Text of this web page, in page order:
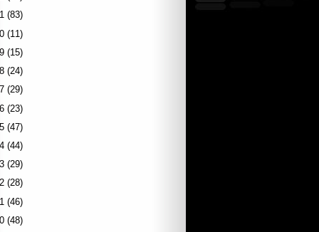
(83)
(11)
(15)
(24)
(29)
(23)
(47)
(44)
(29)
(28)
(46)
(48)